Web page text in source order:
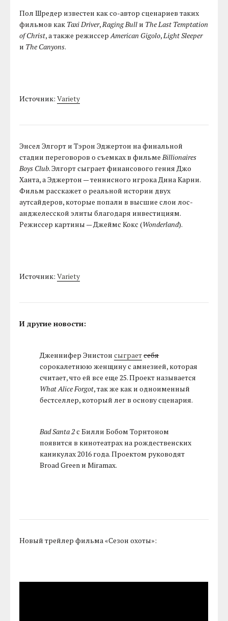
Пол Шредер известен как со-автор сценариев таких
фильмов как Taxi Driver, Raging Bull и The Last Temptation
of Christ, а также режиссерAmerican Gigolo, Light Sleeper
и The Canyons.
Источник:Variety
Энсел Элгорт и Тэрон Эджертон на финальной
стадии переговоров о съемках в фильме Billionaires
Boys Club. Элгорт сыграет финансового гения Джо
Ханта, а Эджертон — теннисного игрока Дина Карни.
Фильм расскажет о реальной истории двух
аутсайдеров, которые попали в высшие слои лос-
анджелесской элиты благодаря инвестициям.
Режиссер картины — Джеймс Кокс (Wonderland).
Источник:Variety
И другие новости:
Дженнифер Энистонсыграетсебя
сорокалетнюю женщину с амнезией, которая
считает, что ей все еще 25. Проект называется
What Alice Forgot, так же как и одноименный
бестселлер, который лег в основу сценария.
Bad Santa 2с Билли Бобом Торнтоном
появится в кинотеатрах на рождественских
каникулах 2016 года. Проектом руководят
Broad Green и Miramax.
Новый трейлер фильма «Сезон охоты»: